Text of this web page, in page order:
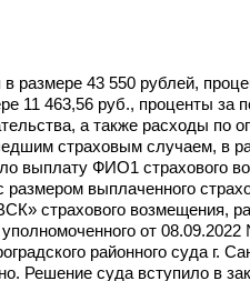
размере 43 550 рублей,
11 463,56 руб., проценты за
а также расходы по
страховым случаем, в
выплату ФИО1 страхового
выплаченного
страхового возмещения,
от
районного суда г.
Решение суда вступило в